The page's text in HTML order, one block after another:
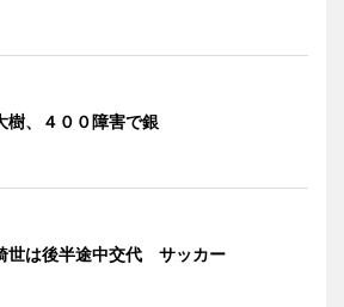
樹、４００障害で銀
世は後半途中交代 サッカー